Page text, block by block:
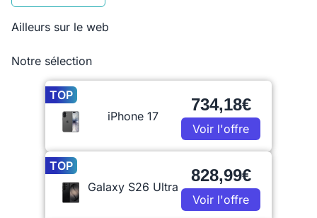
Ailleurs sur le web
Notre sélection
TOP
iPhone 17
734,18€
Voir l'offre
TOP
Galaxy S26 Ultra
828,99€
Voir l'offre